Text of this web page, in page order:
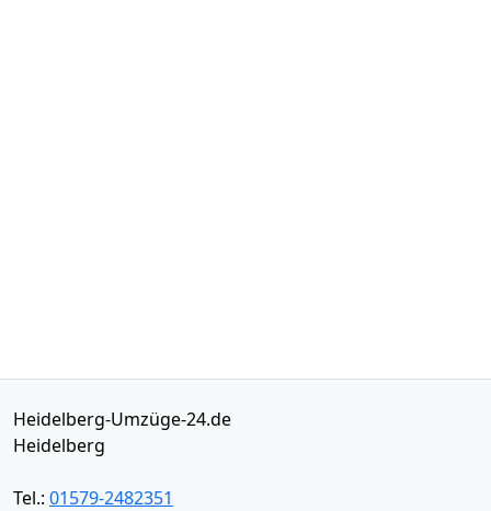
Heidelberg-Umzüge-24.de
Heidelberg
Tel.: 01579-2482351